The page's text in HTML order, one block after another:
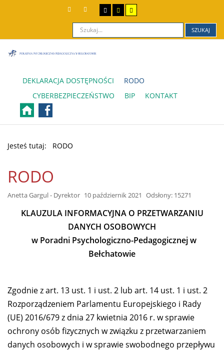
SZUKAJ
DEKLARACJA DOSTĘPNOŚCI
RODO
CYBERBEZPIECZEŃSTWO
BIP KONTAKT
Jesteś tutaj: RODO
RODO
Anetta Gargul - Dyrektor 10 październik 2021 Odsłony: 15271
KLAUZULA INFORMACYJNA O PRZETWARZANIU
DANYCH OSOBOWYCH
w Poradni Psychologiczno-Pedagogicznej w
Bełchatowie
Zgodnie z art. 13 ust. 1 i ust. 2 lub art. 14 ust. 1 i ust. 2
Rozporządzeniem Parlamentu Europejskiego i Rady
(UE) 2016/679 z dnia 27 kwietnia 2016 r. w sprawie
ochrony osób fizycznych w związku z przetwarzaniem
danych osobowych i w sprawie swobodnego przepływu